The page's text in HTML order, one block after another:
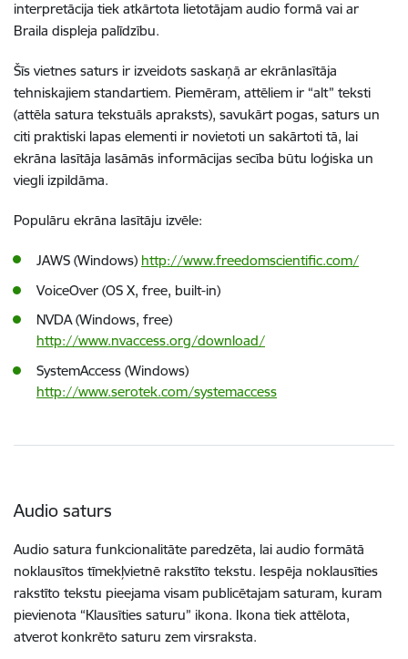
interpretācija tiek atkārtota lietotājam audio formā vai ar
Braila displeja palīdzību.
Šīs vietnes saturs ir izveidots saskaņā ar ekrānlasītāja
tehniskajiem standartiem. Piemēram, attēliem ir “alt” teksti
(attēla satura tekstuāls apraksts), savukārt pogas, saturs un
citi praktiski lapas elementi ir novietoti un sakārtoti tā, lai
ekrāna lasītāja lasāmās informācijas secība būtu loģiska un
viegli izpildāma.
Populāru ekrāna lasītāju izvēle:
JAWS (Windows) http://www.freedomscientific.com/
VoiceOver (OS X, free, built-in)
NVDA (Windows, free)
http://www.nvaccess.org/download/
SystemAccess (Windows)
http://www.serotek.com/systemaccess
Audio saturs
Audio satura funkcionalitāte paredzēta, lai audio formātā
noklausītos tīmekļvietnē rakstīto tekstu. Iespēja noklausīties
rakstīto tekstu pieejama visam publicētajam saturam, kuram
pievienota “Klausīties saturu” ikona. Ikona tiek attēlota,
atverot konkrēto saturu zem virsraksta.